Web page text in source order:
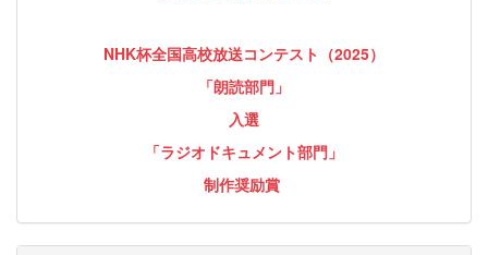
NHK杯全国高校放送コンテスト（2025）
「朗読部門」
入選
「ラジオドキュメント部門」
制作奨励賞